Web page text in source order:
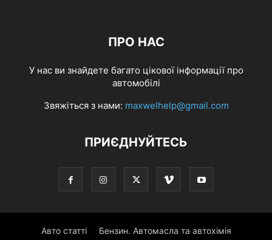
ПРО НАС
У нас ви знайдете багато цікової інформації про
автомобілі
Звяжіться з нами: maxwelhelp@gmail.com
ПРИЄДНУЙТЕСЬ
Авто статті Бензин. Автомасла та автохімія